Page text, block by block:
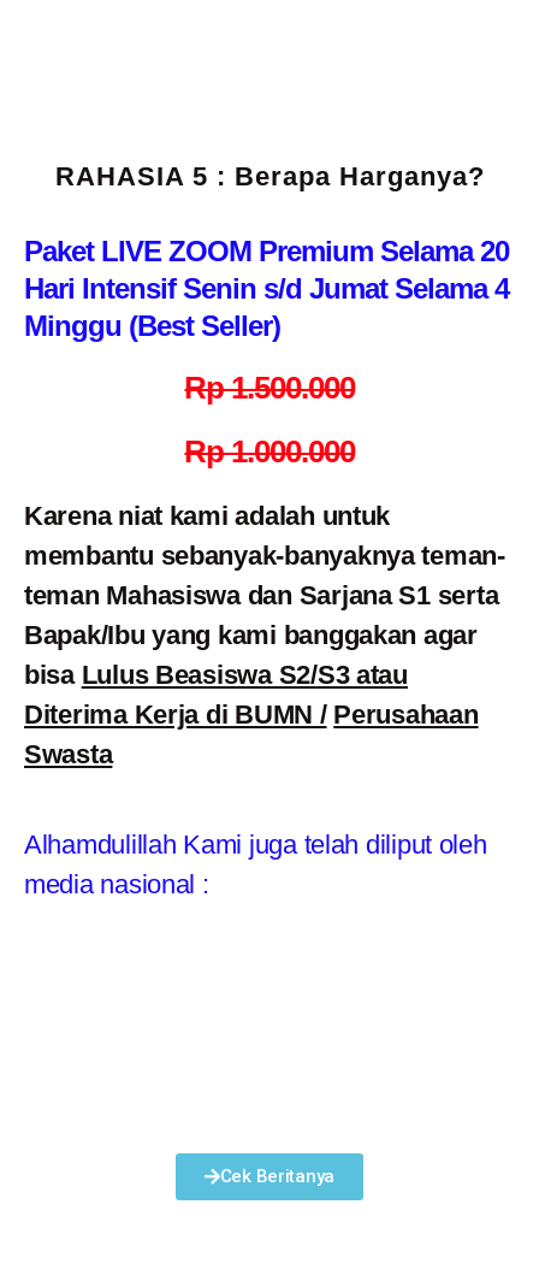
RAHASIA 5 : Berapa Harganya?
Paket LIVE ZOOM Premium Selama 20
Hari Intensif Senin s/d Jumat Selama 4
Minggu (Best Seller)
Rp 1.500.000
Rp 1.000.000
Karena niat kami adalah untuk
membantu sebanyak-banyaknya teman-
teman Mahasiswa dan Sarjana S1 serta
Bapak/Ibu yang kami banggakan agar
bisa Lulus Beasiswa S2/S3 atau
Diterima Kerja di BUMN / Perusahaan
Swasta
Alhamdulillah Kami juga telah diliput oleh
media nasional :
Cek Beritanya